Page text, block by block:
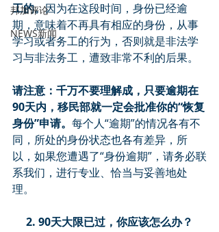
邦加评论
NEWS新闻
工的。因为在这段时间，身份已经逾
期，意味着不再具有相应的身份，从事
学习或者务工的行为，否则就是非法学
习与非法务工，遭致非常不利的后果。
请注意：千万不要理解成，只要逾期在
90天内，移民部就一定会批准你的“恢复
身份”申请。 每个人“逾期”的情况各有不
同，所处的身份状态也各有差异，所
以，如果您遭遇了“身份逾期”，请务必联
系我们，进行专业、恰当与妥善地处
理。
2. 90天大限已过，你应该怎么办？